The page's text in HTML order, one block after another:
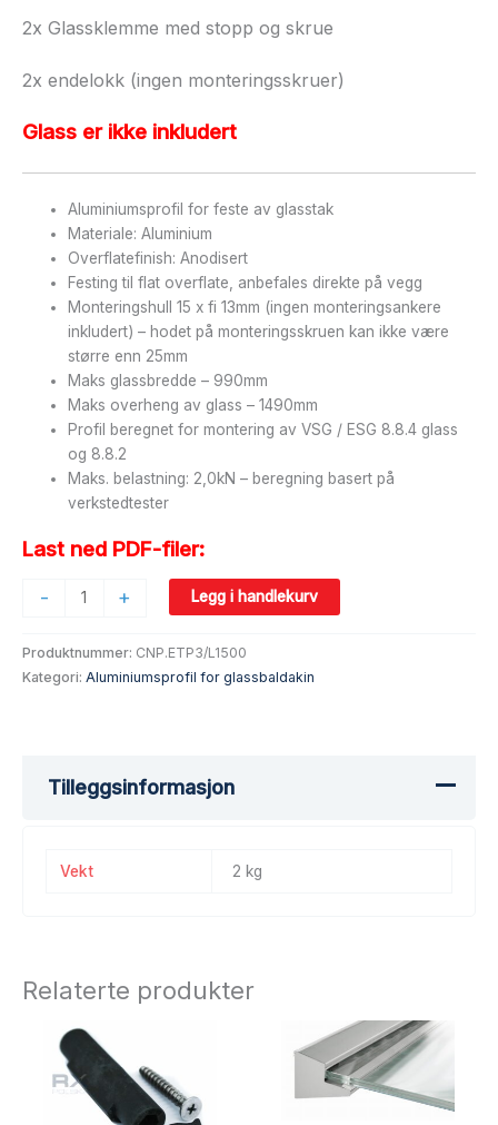
2x Glassklemme med stopp og skrue
2x endelokk (ingen monteringsskruer)
Glass er ikke inkludert
Aluminiumsprofil for feste av glasstak
Materiale: Aluminium
Overflatefinish: Anodisert
Festing til flat overflate, anbefales direkte på vegg
Monteringshull 15 x fi 13mm (ingen monteringsankere
inkludert) – hodet på monteringsskruen kan ikke være
større enn 25mm
Maks glassbredde – 990mm
Maks overheng av glass – 1490mm
Profil beregnet for montering av VSG / ESG 8.8.4 glass
og 8.8.2
Maks. belastning: 2,0kN – beregning basert på
verkstedtester
Last ned PDF-filer:
- + Legg i handlekurv
Produktnummer: CNP.ETP3/L1500
Kategori: Aluminiumsprofil for glassbaldakin
Tilleggsinformasjon
Vekt 2 kg
Relaterte produkter